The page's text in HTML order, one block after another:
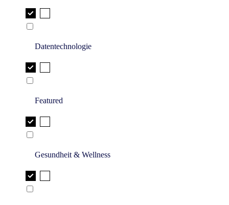
Datentechnologie
Featured
Gesundheit & Wellness